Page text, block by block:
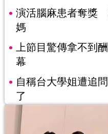
演活腦麻患者奪獎
媽
上節目驚傳拿不到
幕
自稱台大學姐遭追
了